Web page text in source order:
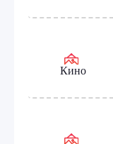
Кино